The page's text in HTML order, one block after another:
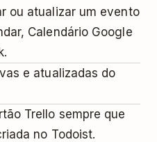
ou atualizar um evento
Calendário Google
e atualizadas do
Trello sempre que
no Todoist.